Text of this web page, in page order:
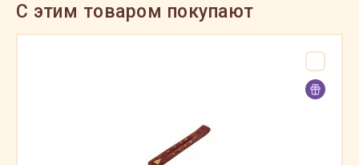
C этим товаром покупают